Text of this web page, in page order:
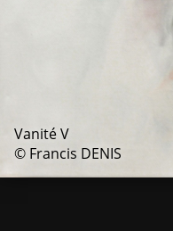
Vanité V
© Francis DENIS